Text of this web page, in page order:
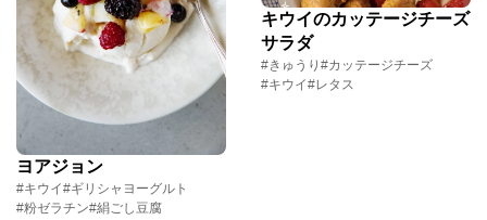
ヨアジョン
#キウイ#ギリシャヨーグルト
#粉ゼラチン#絹ごし豆腐
キウイのカッテージチーズ
サラダ
#きゅうり #カッテージチーズ
#キウイ#レタス